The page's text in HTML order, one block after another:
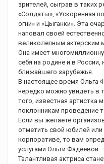
зрителей, сыграв в таких
«Солдаты», «Ускоренная
огни» и «Цыганки». Эта
наповал своей
великолепным актерским
Она имеет
себя на родине и в России,
ближайшего зарубежья.
В настоящее время Ольга
нередко можно увидеть в
того, известная
поклонникам проведение
Если вы желаете
отметить свой юбилей или
корпоративе, то вам
услугами Ольги Фадеевой.
Талантливая актриса